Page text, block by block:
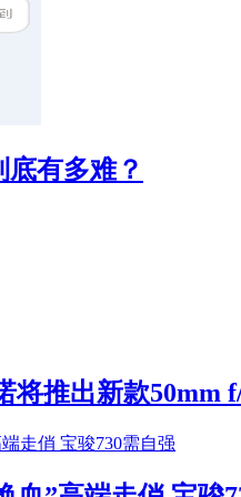
有多难？
将推出新款50mm